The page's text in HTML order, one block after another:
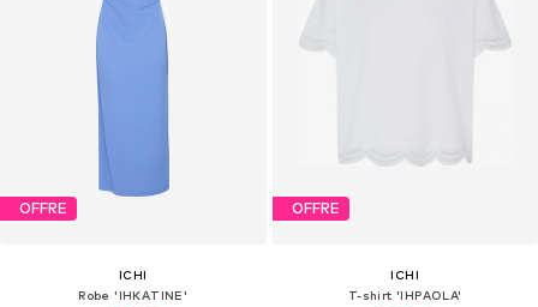
OFFRE
ICHI
Robe 'IHKATINE'
OFFRE
ICHI
T-shirt 'IHPAOLA'